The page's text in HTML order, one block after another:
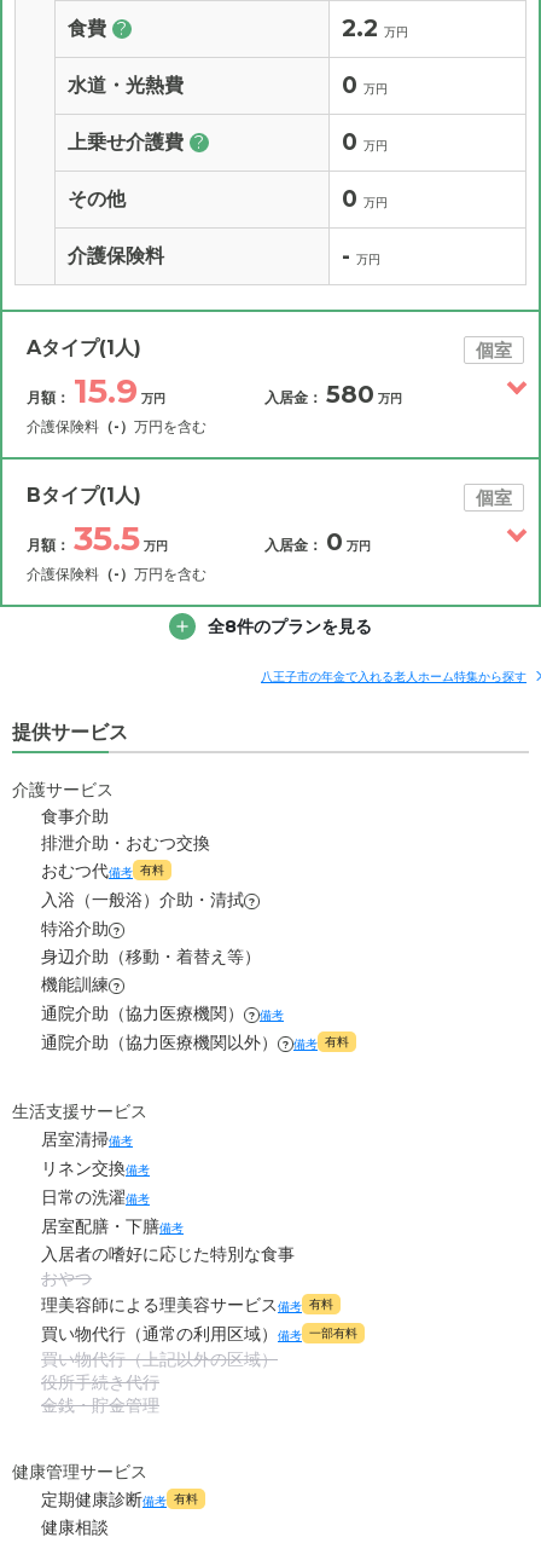
食費 ? 2.2 万円
水道・光熱費 0 万円
上乗せ介護費 ? 0 万円
その他 0 万円
介護保険料 - 万円
Aタイプ(1人) 個室
月額： 15.9 万円
介護保険料 （-） 万円を含む
入居金： 580 万円
月額費用 15.9
7.6
6.1 万円
食費 ?
水道・光熱費
上乗せ介護費 ?
その他
介護保険料
Bタイプ(1人) 個室
月額： 35.5 万円
介護保険料 （-） 万円を含む
入居金： 0 万円
入居金
その他費用
補足情報
管理費
食費 ?
水道・光熱費
上乗せ介護費
その他 0
介護保険料
全8件のプランを見る
八王子市の年金で入れる老人ホーム特集から探す
提供サービス
介護サービス
食事介助
排泄介助・おむつ交換
おむつ代備考 有料
入浴（一般浴）介助・清拭 ?
特浴介助 ?
身辺介助（移動・着替え等）
機能訓練 ?
通院介助（協力医療機関） ? 備考
通院介助（協力医療機関以外） ? 備考 有料
生活支援サービス
居室清掃備考
リネン交換備考
日常の洗濯備考
居室配膳・下膳備考
入居者の嗜好に応じた特別な食事
おやつ
理美容師による理美容サービス備考 有料
買い物代行（通常の利用区域） 備考 一部有料
買い物代行（上記以外の区域）
役所手続き代行
金銭・貯金管理
健康管理サービス
定期健康診断備考 有料
健康相談